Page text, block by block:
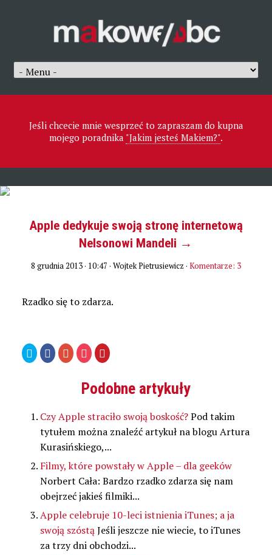
Jeśli chcecie mnie wesprzeć to zapraszam do kupna
mojego poradnika "Jakim jesteś Makiem?".
Apple dedykuje swoją stronę internetową
Nelsonowi Mandeli →
8 grudnia 2013 · 10:47 · Wojtek Pietrusiewicz · Komentarze: 3
Rzadko się to zdarza.
Udostępnij
na
Twitterze(Otwiera
Kliknij,
aby
udostępnić
Facebooku(Otwiera
Kliknij,
aby
udostępnić
Google+
(Otwiera
oknie)
Kliknij
by
udostępnić
serwisie
Pocket(Otwiera
się
oknie)
Udostępniej
na
Pinterest(Otwiera
nowym
oknie)
Podobne artykuły
Czy Apple straciło swoją boskość?Pod takim
tytułem można znaleźć artykuł na blogu Artura
Kurasińskiego,...
Filmy, które powstały w Apple – dla geeków
Norbert Cała: Bardzo rzadko zdarza się nam
obejrzeć jakieś filmiki...
Apple celebruje 10-leci istnienia iTunes; a ja
swoją szóstąJeśli jeszcze nie wiecie, to iTunes
za trzy dni obchodzi...